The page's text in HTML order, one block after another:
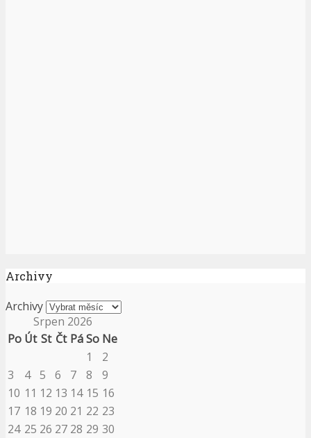
Archivy
Archivy
Srpen 2026
Po Út St Čt PáSo Ne
1
2
3
4 5 6 7 8
9
10 11 12 13 14 15 16
17 18 19 20 21 22 23
24 25 26 27 28 29 30